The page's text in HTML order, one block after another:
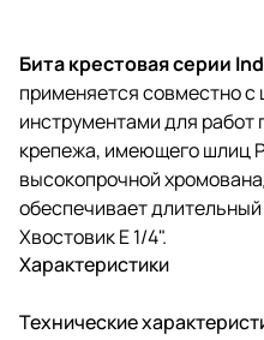
Бита крестовая серии
применяется совместно
инструментами для
крепежа, имеющего шлиц
высокопрочной
обеспечивает
Хвостовик E 1/4".
Характеристики
Технические